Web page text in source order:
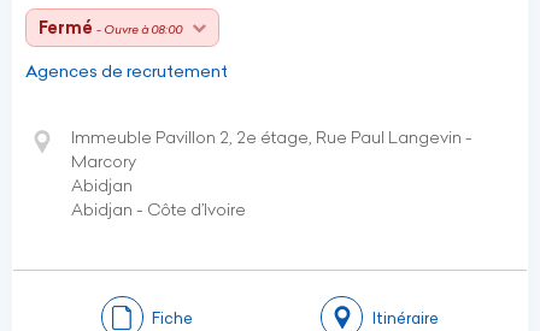
Fermé - Ouvre à 08:00
Agences de recrutement
Immeuble Pavillon 2, 2e étage, Rue Paul Langevin -
Marcory
Abidjan
Abidjan - Côte d’Ivoire
Fiche Itinéraire